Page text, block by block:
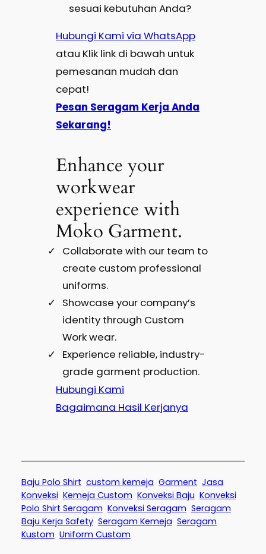
sesuai kebutuhan Anda?
Hubungi Kami via WhatsApp
atau Klik link di bawah untuk
pemesanan mudah dan
cepat!
Pesan Seragam Kerja Anda
Sekarang!
Enhance your
workwear
experience with
Moko Garment.
Collaborate with our team to
create custom professional
uniforms.
Showcase your company’s
identity through Custom
Work wear.
Experience reliable, industry-
grade garment production.
Hubungi Kami
Bagaimana Hasil Kerjanya
Baju Polo Shirt custom kemeja Garment Jasa
Konveksi Kemeja Custom Konveksi Baju Konveksi
Polo Shirt Seragam Konveksi Seragam Seragam
Baju Kerja Safety Seragam Kemeja Seragam
Kustom Uniform Custom